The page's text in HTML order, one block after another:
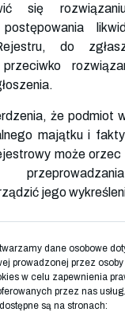
się
postępowania
do
przeciwko
że podmiot
majątku i
może
jego
dane osobowe
prowadzonej przez
w celu zapewnienia
przez nas
są na stronach: